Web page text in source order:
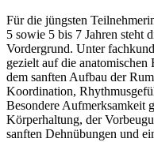
Für die jüngsten
5 sowie 5 bis 7 Jahren steht
Vordergrund. Unter
gezielt auf die
dem sanften Aufbau der
Koordination,
Besondere Aufmerksamkeit
Körperhaltung, der
sanften Dehnübungen und